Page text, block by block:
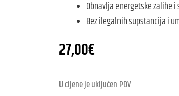
Obnavlja energetske
Bez ilegalnih supstancija i
27,00€
U cijene je uključen PDV